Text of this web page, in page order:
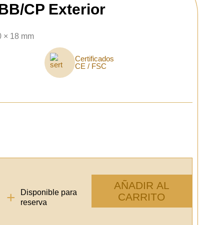
CP Exterior
× 18 mm
Certificados
CE / FSC
+
Disponible para
reserva
AÑADIR AL
CARRITO